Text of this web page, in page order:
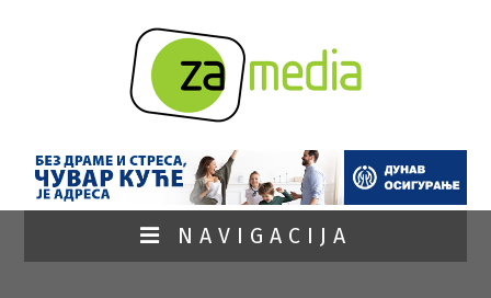
NAVIGACIJA